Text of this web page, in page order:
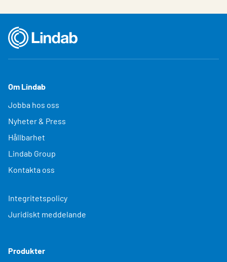
Om Lindab
Jobba hos oss
Nyheter & Press
Hållbarhet
Lindab Group
Kontakta oss
Integritetspolicy
Juridiskt meddelande
Produkter